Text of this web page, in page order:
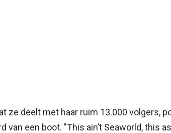
ze deelt met haar ruim 13.000 volgers,
van een boot. "This ain’t Seaworld, this